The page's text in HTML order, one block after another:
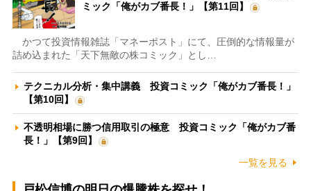
ミック「俺がカブ番長！」【第11回】
かつて投資情報雑誌「マネーポスト」にて、圧倒的な情報量が
詰め込まれた「天下無敵の株コミック」とし…
テクニカル分析・集中講義 投資コミック「俺がカブ番長！」
【第10回】
不透明相場に勝つ信用取引の極意 投資コミック「俺がカブ番
長！」【第9回】
一覧を見る